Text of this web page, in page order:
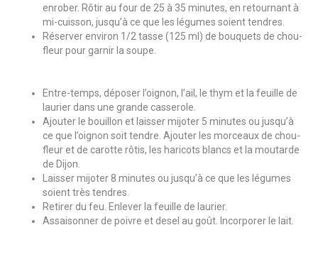
enrober. Rôtir au four de 25 à 35 minutes, en retournant à
mi-cuisson, jusqu’à ce que les légumes soient tendres.
Réserver environ 1/2 tasse (125 ml) de bouquets de chou-
fleur pour garnir la soupe.
Entre-temps, déposer l’oignon, l’ail, le thym et la feuille de
laurier dans une grande casserole.
Ajouter le bouillon et laisser mijoter 5 minutes ou jusqu’à
ce que l’oignon soit tendre. Ajouter les morceaux de chou-
fleur et de carotte rôtis, les haricots blancs et la moutarde
de Dijon.
Laisser mijoter 8 minutes ou jusqu’à ce que les légumes
soient très tendres.
Retirer du feu. Enlever la feuille de laurier.
Assaisonner de poivre et desel au goût. Incorporer le lait.